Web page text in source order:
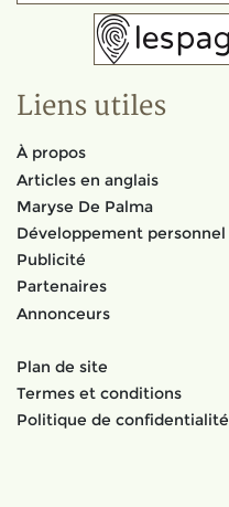
Liens utiles
À propos
Articles en anglais
Maryse De Palma
Développement personnel
Publicité
Partenaires
Annonceurs
Plan de site
Termes et conditions
Politique de confidentialité